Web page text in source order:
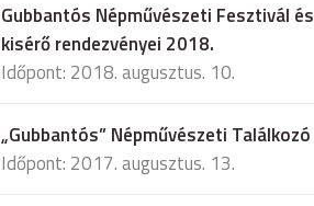
Gubbantós Népművészeti Fesztivál és
kisérő rendezvényei 2018.
Időpont: 2018. augusztus. 10.
„Gubbantós” Népművészeti Találkozó
Időpont: 2017. augusztus. 13.